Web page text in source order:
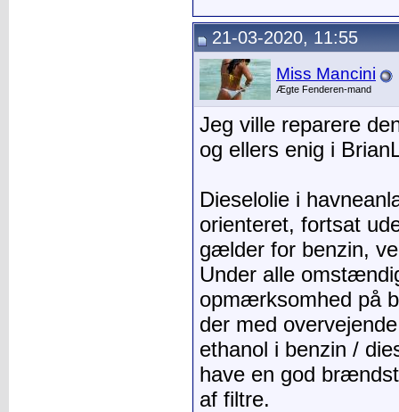
21-03-2020, 11:55
Miss Mancini
Ægte Fenderen-mand
Jeg ville reparere
og ellers enig i
Dieselolie i
orienteret, fortsat
gælder for benzin,
Under alle
opmærksomhed på
der med
ethanol i benzin /
have en god
af filtre.